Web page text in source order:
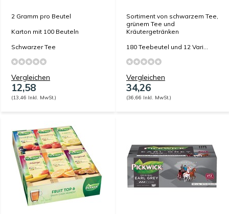
2 Gramm pro Beutel
Karton mit 100 Beuteln
Schwarzer Tee
Vergleichen
12,58
(13,46 Inkl. MwSt.)
Sortiment von schwarzem Tee,
grünem Tee und
Kräutergetränken
180 Teebeutel und 12 Vari...
Vergleichen
34,26
(36,66 Inkl. MwSt.)